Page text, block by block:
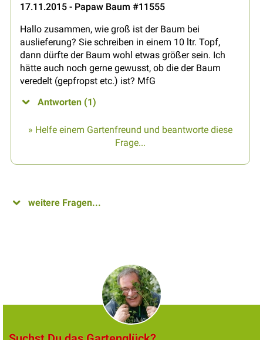
17.11.2015 - Papaw Baum #11555
Hallo zusammen, wie groß ist der Baum bei
auslieferung? Sie schreiben in einem 10 ltr. Topf,
dann dürfte der Baum wohl etwas größer sein. Ich
hätte auch noch gerne gewusst, ob die der Baum
veredelt (gepfropst etc.) ist? MfG
Antworten (1)
» Helfe einem Gartenfreund und beantworte diese
Frage...
weitere Fragen...